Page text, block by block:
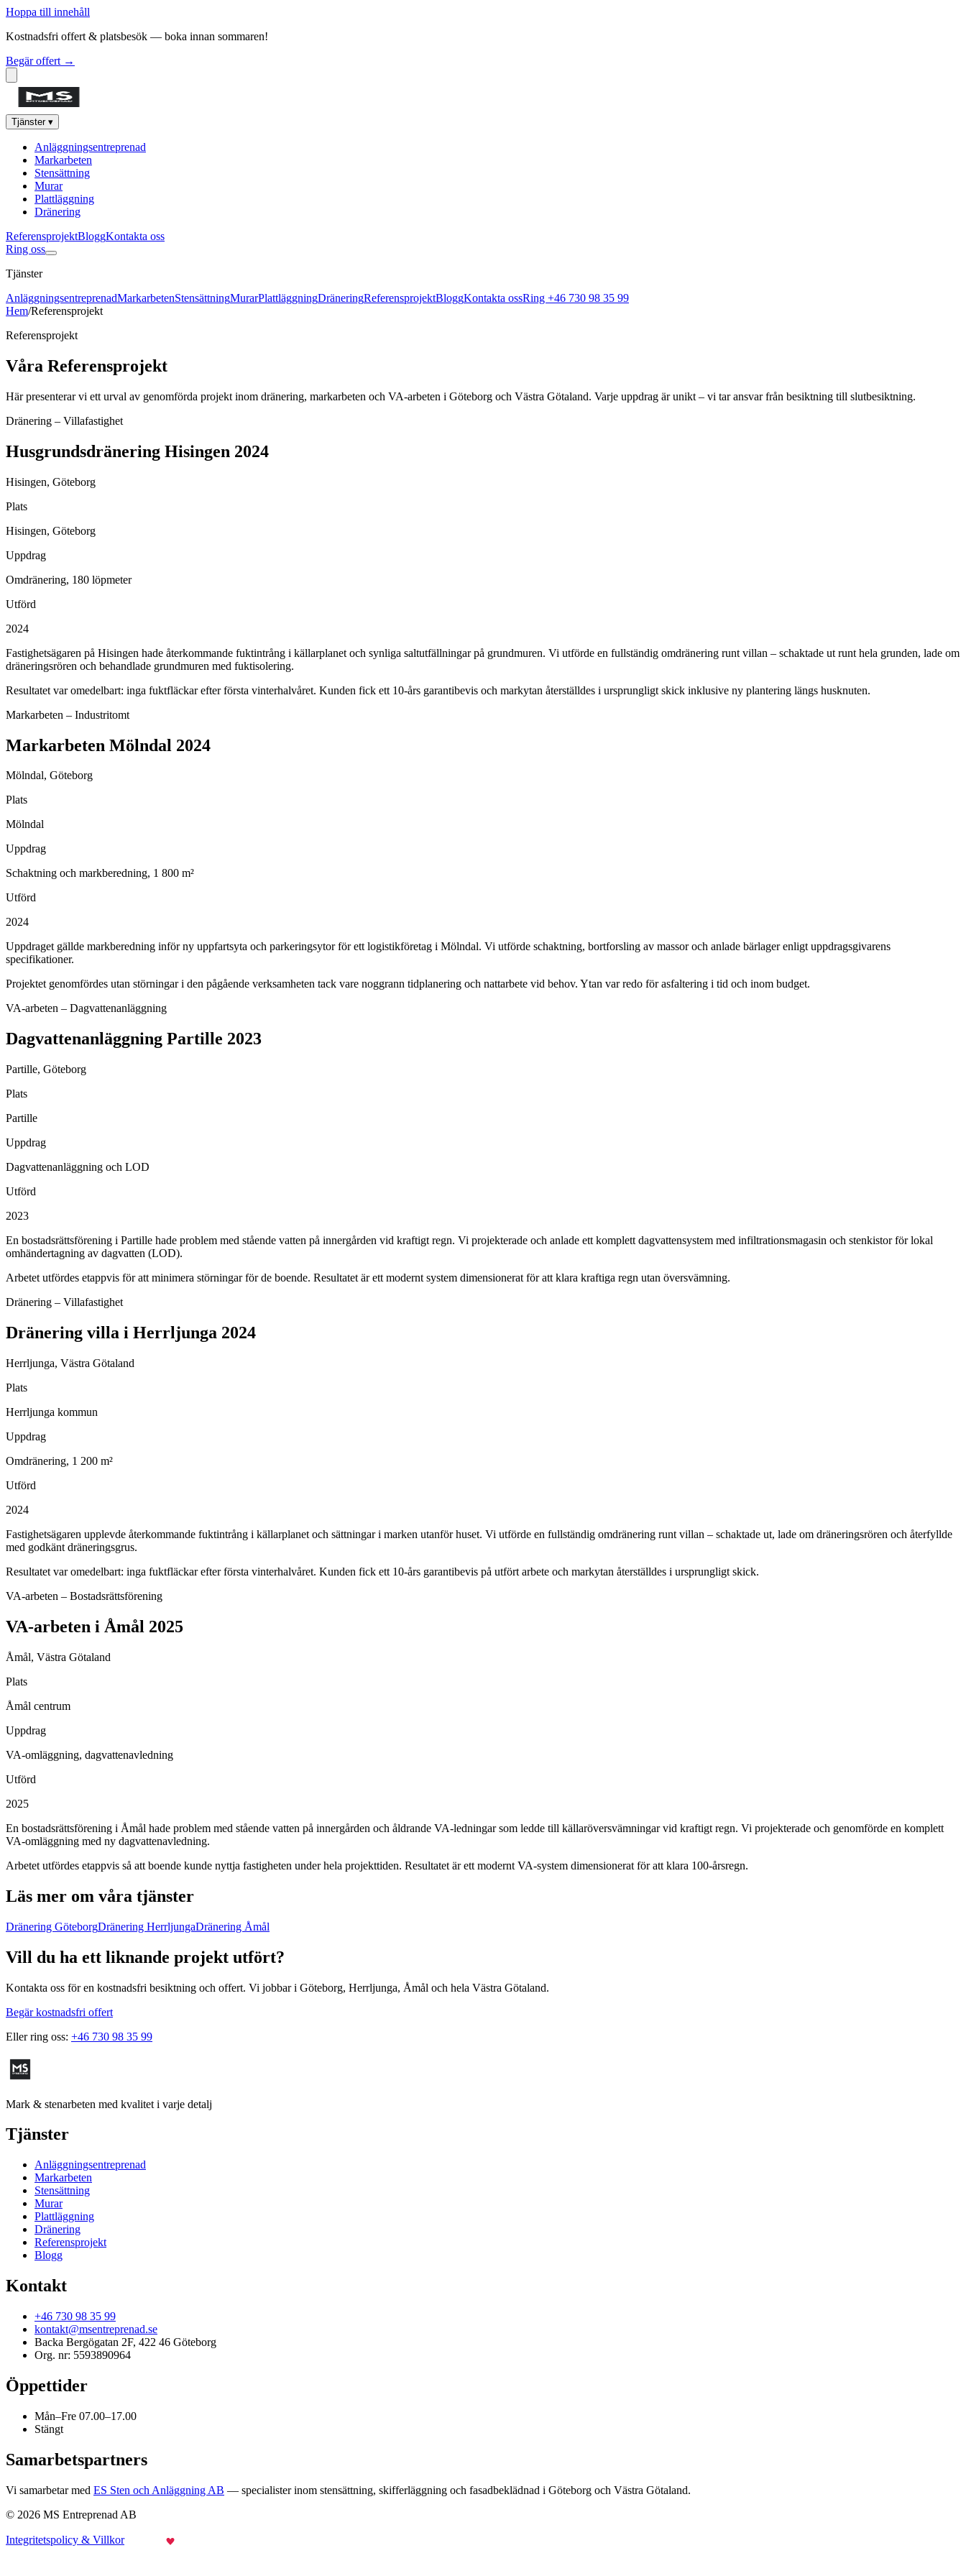
Hoppa till innehåll
Kostnadsfri offert & platsbesök — boka innan sommaren!
Begär offert →
Tjänster ▾
Anläggningsentreprenad
Markarbeten
Stensättning
Murar
Plattläggning
Dränering
ReferensprojektBloggKontakta oss
Ring oss
Tjänster
AnläggningsentreprenadMarkarbetenStensättningMurarPlattläggningDräneringReferensprojektBloggKontakta ossRing +46 730 98 35 99
Hem/Referensprojekt
Referensprojekt
Våra Referensprojekt
Här presenterar vi ett urval av genomförda projekt inom dränering, markarbeten och VA-arbeten i Göteborg och Västra Götaland. Varje uppdrag är unikt – vi tar ansvar från besiktning till slutbesiktning.
Dränering – Villafastighet
Husgrundsdränering Hisingen 2024
Hisingen, Göteborg
Plats
Hisingen, Göteborg
Uppdrag
Omdränering, 180 löpmeter
Utförd
2024
Fastighetsägaren på Hisingen hade återkommande fuktintrång i källarplanet och synliga saltutfällningar på grundmuren. Vi utförde en fullständig omdränering runt villan – schaktade ut runt hela grunden, lade om
dräneringsrören och behandlade grundmuren med fuktisolering.
Resultatet var omedelbart: inga fuktfläckar efter första vinterhalvåret. Kunden fick ett 10-års garantibevis och markytan återställdes i ursprungligt skick inklusive ny plantering längs husknuten.
Markarbeten – Industritomt
Markarbeten Mölndal 2024
Mölndal, Göteborg
Plats
Mölndal
Uppdrag
Schaktning och markberedning, 1 800 m²
Utförd
2024
Uppdraget gällde markberedning inför ny uppfartsyta och parkeringsytor för ett logistikföretag i Mölndal. Vi utförde schaktning, bortforsling av massor och anlade bärlager enligt uppdragsgivarens
specifikationer.
Projektet genomfördes utan störningar i den pågående verksamheten tack vare noggrann tidplanering och nattarbete vid behov. Ytan var redo för asfaltering i tid och inom budget.
VA-arbeten – Dagvattenanläggning
Dagvattenanläggning Partille 2023
Partille, Göteborg
Plats
Partille
Uppdrag
Dagvattenanläggning och LOD
Utförd
2023
En bostadsrättsförening i Partille hade problem med stående vatten på innergården vid kraftigt regn. Vi projekterade och anlade ett komplett dagvattensystem med infiltrationsmagasin och stenkistor för lokal
omhändertagning av dagvatten (LOD).
Arbetet utfördes etappvis för att minimera störningar för de boende. Resultatet är ett modernt system dimensionerat för att klara kraftiga regn utan översvämning.
Dränering – Villafastighet
Dränering villa i Herrljunga 2024
Herrljunga, Västra Götaland
Plats
Herrljunga kommun
Uppdrag
Omdränering, 1 200 m²
Utförd
2024
Fastighetsägaren upplevde återkommande fuktintrång i källarplanet och sättningar i marken utanför huset. Vi utförde en fullständig omdränering runt villan – schaktade ut, lade om dräneringsrören och återfyllde
med godkänt dräneringsgrus.
Resultatet var omedelbart: inga fuktfläckar efter första vinterhalvåret. Kunden fick ett 10-års garantibevis på utfört arbete och markytan återställdes i ursprungligt skick.
VA-arbeten – Bostadsrättsförening
VA-arbeten i Åmål 2025
Åmål, Västra Götaland
Plats
Åmål centrum
Uppdrag
VA-omläggning, dagvattenavledning
Utförd
2025
En bostadsrättsförening i Åmål hade problem med stående vatten på innergården och åldrande VA-ledningar som ledde till källaröversvämningar vid kraftigt regn. Vi projekterade och genomförde en komplett
VA-omläggning med ny dagvattenavledning.
Arbetet utfördes etappvis så att boende kunde nyttja fastigheten under hela projekttiden. Resultatet är ett modernt VA-system dimensionerat för att klara 100-årsregn.
Läs mer om våra tjänster
Dränering GöteborgDränering HerrljungaDränering Åmål
Vill du ha ett liknande projekt utfört?
Kontakta oss för en kostnadsfri besiktning och offert. Vi jobbar i Göteborg, Herrljunga, Åmål och hela Västra Götaland.
Begär kostnadsfri offert
Eller ring oss: +46 730 98 35 99
Mark & stenarbeten med kvalitet i varje detalj
Tjänster
Anläggningsentreprenad
Markarbeten
Stensättning
Murar
Plattläggning
Dränering
Referensprojekt
Blogg
Kontakt
+46 730 98 35 99
kontakt@msentreprenad.se
Backa Bergögatan 2F, 422 46 Göteborg
Org. nr: 5593890964
Öppettider
Mån–Fre 07.00–17.00
Stängt
Samarbetspartners
Vi samarbetar med ES Sten och Anläggning AB — specialister inom stensättning, skifferläggning och fasadbeklädnad i Göteborg och Västra Götaland.
© 2026 MS Entreprenad AB
Integritetspolicy & Villkor by Webraketen